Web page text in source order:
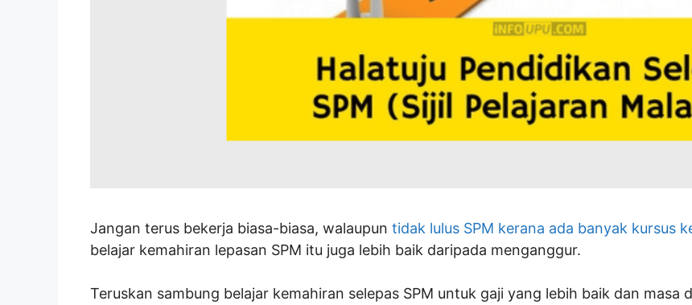
Jangan terus bekerja biasa-biasa, walaupun tidak lulus SPM kerana ada banyak kursus
belajar kemahiran lepasan SPM itu juga lebih baik daripada menganggur.
Teruskan sambung belajar kemahiran selepas SPM untuk gaji yang lebih baik dan masa